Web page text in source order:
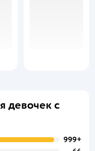
девочек с
999+